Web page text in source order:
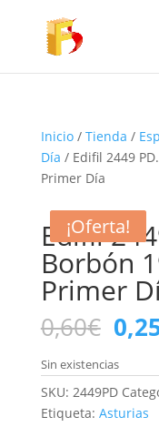
Inicio/ Tienda /
Día / Edifil 2449
Primer Día
¡Oferta!
Edifil
Borbón
Primer
0,60€ El
era:
Sin existencias
SKU: 2449PD
Etiqueta: Asturias
¡Oferta!